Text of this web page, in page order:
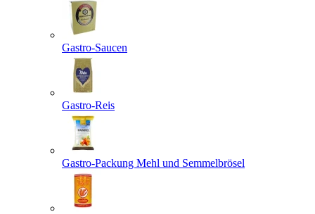
Gastro-Saucen
Gastro-Reis
Gastro-Packung Mehl und Semmelbrösel